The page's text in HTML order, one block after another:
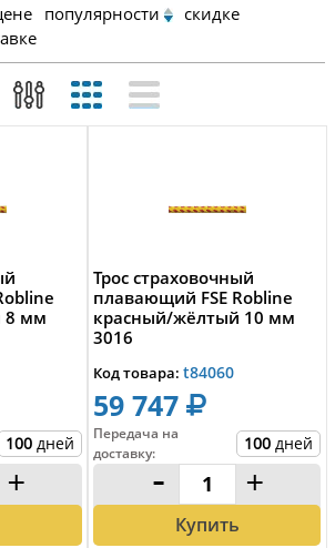
популярности
скидке
8 мм
100 дней
+
Трос страховочный
плавающий FSE Robline
красный/жёлтый 10 мм
3016
Код товара: t84060
59 747
Передача на
доставку: 100 дней
- +
Купить